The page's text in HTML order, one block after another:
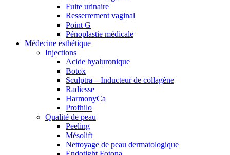
Fuite urinaire
Resserrement vaginal
Point G
Pénoplastie médicale
Médecine esthétique
Injections
Acide hyaluronique
Botox
Sculptra – Inducteur de collagène
Radiesse
HarmonyCa
Profhilo
Qualité de peau
Peeling
Mésolift
Nettoyage de peau dermatologique